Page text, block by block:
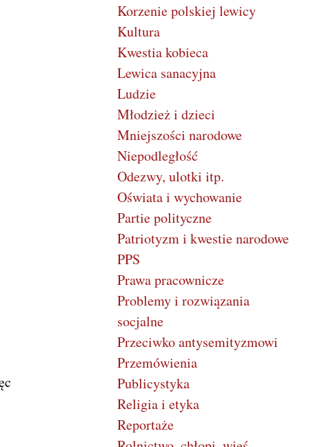
Korzenie polskiej lewicy
Kultura
Kwestia kobieca
Lewica sanacyjna
Ludzie
Młodzież i dzieci
Mniejszości narodowe
Niepodległość
Odezwy, ulotki itp.
Oświata i wychowanie
Partie polityczne
Patriotyzm i kwestie narodowe
PPS
Prawa pracownicze
Problemy i rozwiązania
socjalne
Przeciwko antysemityzmowi
Przemówienia
Publicystyka
Religia i etyka
Reportaże